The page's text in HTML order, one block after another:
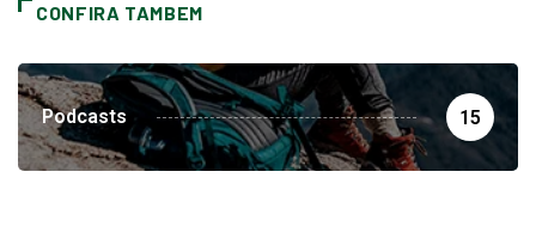
CONFIRA TAMBEM
Podcasts 15